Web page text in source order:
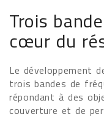
Trois
cœur du
Le développement
trois bandes de
répondant à des
couverture et de